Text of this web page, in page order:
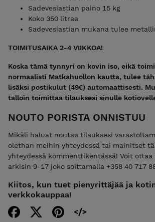
Sadevesiastian paino 15 kg
Koko 350 litraa
Sadevesiastian mukana tulee
TOIMITUSAIKA 2-4 VIIKKOA!
Koska tämä tynnyri on kovin iso, eikä
normaalisti Matkahuollon kautta, tulee
lisäksi postikulut (49€) automaattisesti.
tällöin toimittaa tilauksesi sinulle
NOUTO PORISTA ONNISTUU
Mikäli haluat noutaa tilauksesi
olethan meihin yhteydessä tai mainitset
yhteydessä kommenttikentässä! Voit
arkisin 9-17 joko soittamalla +358 40 717
Kiitos, kun tuet pienyrittäjää ja
verkkokauppaa!